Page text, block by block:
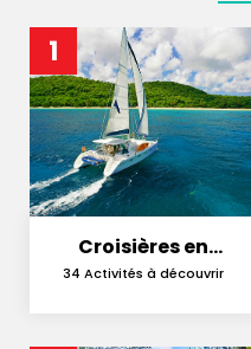
1
Croisières en
Catamaran
34 Activités à découvrir